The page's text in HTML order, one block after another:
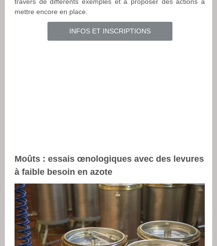
travers de différents exemples et à proposer des actions à
mettre encore en place.
INFOS ET INSCRIPTIONS
Moûts : essais œnologiques avec des levures
à faible besoin en azote